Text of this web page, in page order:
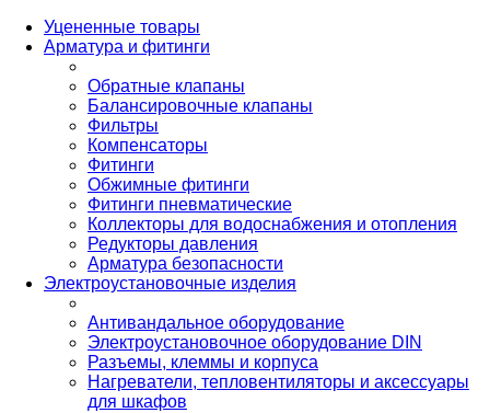
Уцененные товары
Арматура и фитинги
Обратные клапаны
Балансировочные клапаны
Фильтры
Компенсаторы
Фитинги
Обжимные фитинги
Фитинги пневматические
Коллекторы для водоснабжения и отопления
Редукторы давления
Арматура безопасности
Электроустановочные изделия
Антивандальное оборудование
Электроустановочное оборудование DIN
Разъемы, клеммы и корпуса
Нагреватели, тепловентиляторы и аксессуары
для шкафов